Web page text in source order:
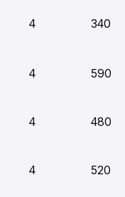
4 340
4 590
4 480
4 520